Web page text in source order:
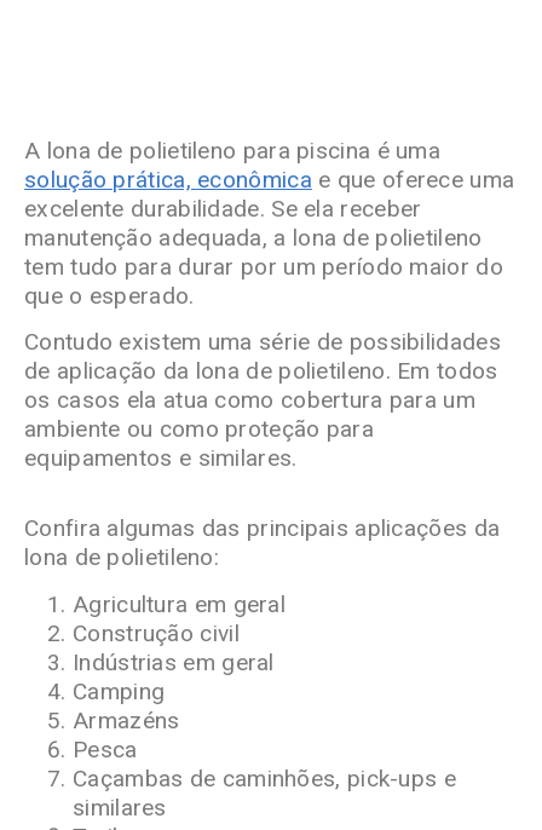
A lona de polietileno para piscina é uma
solução prática, econômica e que oferece uma
excelente durabilidade. Se ela receber
manutenção adequada, a lona de polietileno
tem tudo para durar por um período maior do
que o esperado.
Contudo existem uma série de possibilidades
de aplicação da lona de polietileno. Em todos
os casos ela atua como cobertura para um
ambiente ou como proteção para
equipamentos e similares.
Confira algumas das principais aplicações da
lona de polietileno:
Agricultura em geral
Construção civil
Indústrias em geral
Camping
Armazéns
Pesca
Caçambas de caminhões, pick-ups e
similares